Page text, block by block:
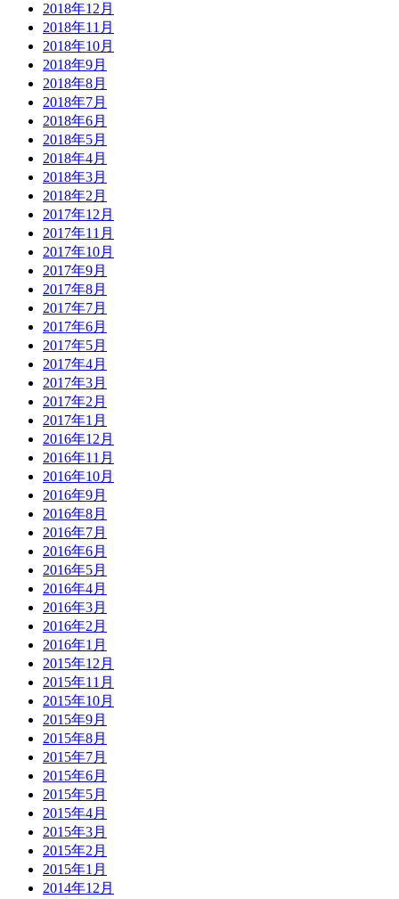
2018年12月
2018年11月
2018年10月
2018年9月
2018年8月
2018年7月
2018年6月
2018年5月
2018年4月
2018年3月
2018年2月
2017年12月
2017年11月
2017年10月
2017年9月
2017年8月
2017年7月
2017年6月
2017年5月
2017年4月
2017年3月
2017年2月
2017年1月
2016年12月
2016年11月
2016年10月
2016年9月
2016年8月
2016年7月
2016年6月
2016年5月
2016年4月
2016年3月
2016年2月
2016年1月
2015年12月
2015年11月
2015年10月
2015年9月
2015年8月
2015年7月
2015年6月
2015年5月
2015年4月
2015年3月
2015年2月
2015年1月
2014年12月